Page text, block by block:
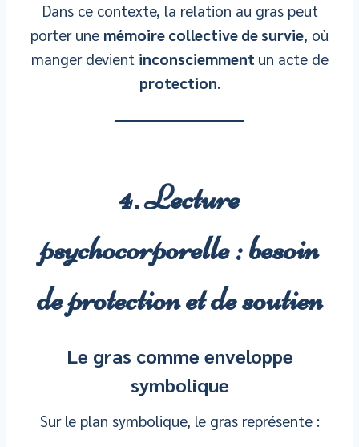
Dans ce contexte, la relation au gras peut
porter une mémoire collective de survie, où
manger devient inconsciemment un acte de
protection.
4. Lecture
psychocorporelle : besoin
de protection et de soutien
Le gras comme enveloppe
symbolique
Sur le plan symbolique, le gras représente :